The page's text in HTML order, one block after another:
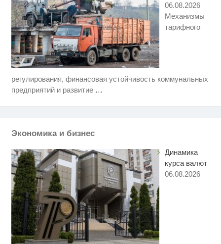
06.08.2026
Механизмы
тарифного
регулирования, финансовая устойчивость коммунальных
предприятий и развитие …
Экономика и бизнес
Динамика
курса валют
06.08.2026
i
Скрытая камера на пляже
Крыма: Что люди вытворяют,
когда их не видят...
Ролик длится несколько секунд,
Ролик длится пару секунд, но